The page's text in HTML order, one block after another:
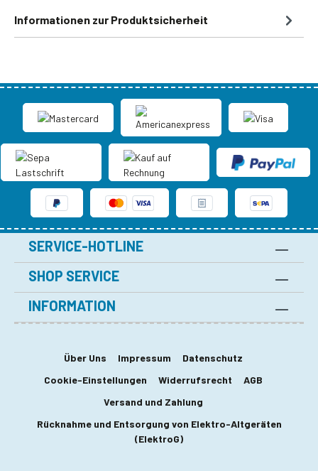
Informationen zur Produktsicherheit
SERVICE-HOTLINE
SHOP SERVICE
INFORMATION
Über Uns Impressum
Datenschutz
Cookie-Einstellungen
Widerrufsrecht
AGB
Versand und Zahlung
Rücknahme und Entsorgung von Elektro-Altgeräten
(ElektroG)